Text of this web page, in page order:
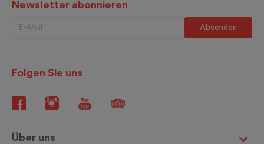
Newsletter abonnieren
Folgen Sie uns
Über uns